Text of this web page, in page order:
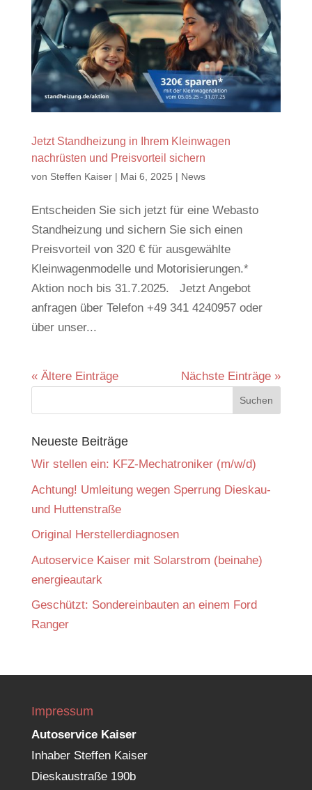
Jetzt Standheizung in Ihrem Kleinwagen
nachrüsten und Preisvorteil sichern
von Steffen Kaiser| Mai 6, 2025 | News
Entscheiden Sie sich jetzt für eine Webasto
Standheizung und sichern Sie sich einen
Preisvorteil von 320 € für ausgewählte
Kleinwagenmodelle und Motorisierungen.*
Aktion noch bis 31.7.2025. Jetzt Angebot
anfragen über Telefon +49 341 4240957 oder
über unser...
« Ältere Einträge Nächste Einträge »
Neueste Beiträge
Wir stellen ein: KFZ-Mechatroniker (m/w/d)
Achtung! Umleitung wegen Sperrung Dieskau-
und Huttenstraße
Original Herstellerdiagnosen
Autoservice Kaiser mit Solarstrom (beinahe)
energieautark
Geschützt: Sondereinbauten an einem Ford
Ranger
Impressum
Autoservice Kaiser
Inhaber Steffen Kaiser
Dieskaustraße 190b